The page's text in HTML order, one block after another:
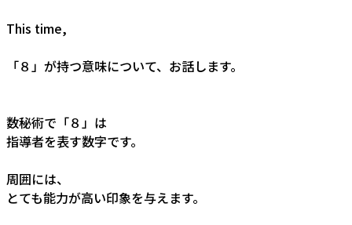
This time,
「８」が持つ意味について、お話します。
数秘術で「８」は
指導者を表す数字です。
周囲には、
とても能力が高い印象を与えます。